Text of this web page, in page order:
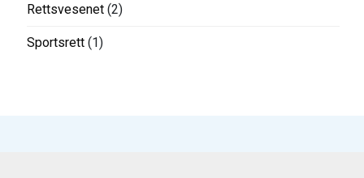
Rettsvesenet (2)
Sportsrett (1)